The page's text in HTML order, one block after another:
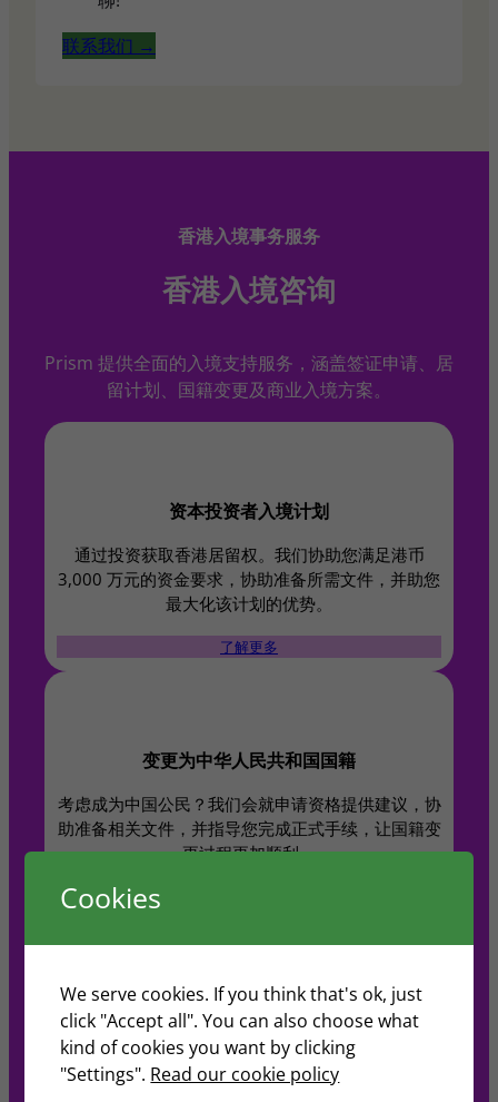
联系我们 →
香港入境事务服务
香港入境咨询
Prism 提供全面的入境支持服务，涵盖签证申请、居
留计划、国籍变更及商业入境方案。
资本投资者入境计划
通过投资获取香港居留权。我们协助您满足港币
3,000 万元的资金要求，协助准备所需文件，并助您
最大化该计划的优势。
了解更多
变更为中华人民共和国国籍
考虑成为中国公民？我们会就申请资格提供建议，协
助准备相关文件，并指导您完成正式手续，让国籍变
更过程更加顺利。
签证及入境咨询
不确定哪种签证或计划适合您？我们的顾问将提供量
身定制的建议，详细解释各项要求与选项，助您根据
Cookies
We serve cookies. If you think that's ok, just
click "Accept all". You can also choose what
kind of cookies you want by clicking
"Settings". Read our cookie policy